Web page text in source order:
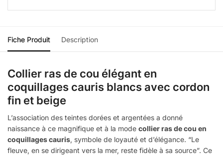
Fiche Produit Description
Collier ras de cou élégant en
coquillages cauris blancs avec cordon
fin et beige
L’association des teintes dorées et argentées a donné
naissance à ce magnifique et à la mode collier ras de cou en
coquillages cauris, symbole de loyauté et d’élégance. “Le
fleuve, en se dirigeant vers la mer, reste fidèle à sa source”. Ce